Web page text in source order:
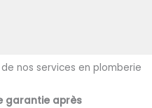
nos services en plomberie
garantie après